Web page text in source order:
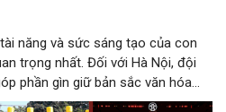
năng và sức sáng tạo của con
trọng nhất. Đối với Hà Nội, đội
phần gìn giữ bản sắc văn hóa
quá trình hình thành các sản